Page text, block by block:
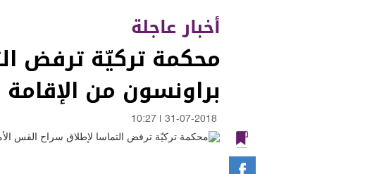
أخبار عاجلة
محكمة تركيّة ترفض
براونسون من الإقامة
31-07-2018
10:27